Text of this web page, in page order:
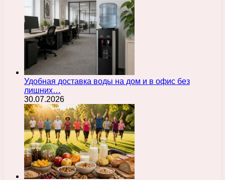
Удобная доставка воды на дом и в офис без
лишних…
30.07.2026